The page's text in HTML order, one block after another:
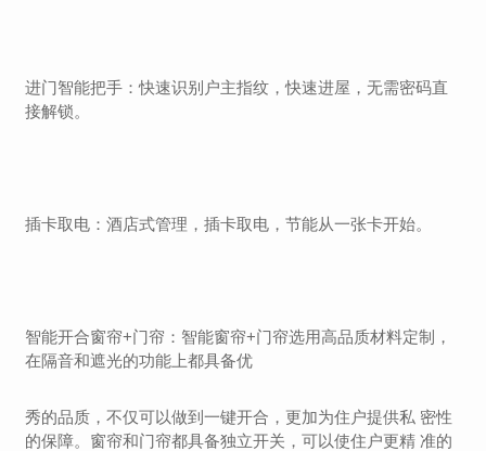
进门智能把手：快速识别户主指纹，快速进屋，无需密码直
接解锁。
插卡取电：酒店式管理，插卡取电，节能从一张卡开始。
智能开合窗帘+门帘：智能窗帘+门帘选用高品质材料定制，
在隔音和遮光的功能上都具备优
秀的品质，不仅可以做到一键开合，更加为住户提供私 密性
的保障。窗帘和门帘都具备独立开关，可以使住户更精 准的